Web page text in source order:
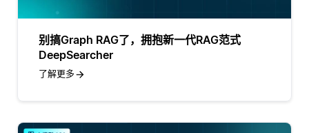
别搞Graph RAG了，拥抱新一代RAG范式
DeepSearcher
了解更多